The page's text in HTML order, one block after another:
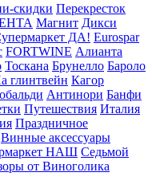
скидки Перекресток
Магнит Дикси
ДА! Eurospar
FORTWINE Алианта
Тоскана Брунелло Бароло
глинтвейн Кагор
Антинори Банфи
Путешествия Италия
Праздничное
Винные аксессуары
НАШ Седьмой
от Виноголика